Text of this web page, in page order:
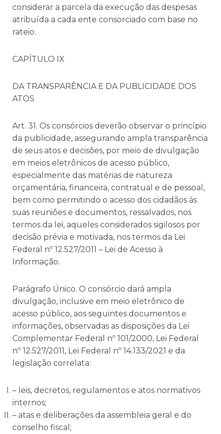
considerar a parcela da execução das despesas
atribuída a cada ente consorciado com base no
rateio.
CAPÍTULO IX
DA TRANSPARÊNCIA E DA PUBLICIDADE DOS
ATOS
Art. 31. Os consórcios deverão observar o princípio
da publicidade, assegurando ampla transparência
de seus atos e decisões, por meio de divulgação
em meios eletrônicos de acesso público,
especialmente das matérias de natureza
orçamentária, financeira, contratual e de pessoal,
bem como permitindo o acesso dos cidadãos às
suas reuniões e documentos, ressalvados, nos
termos da lei, aqueles considerados sigilosos por
decisão prévia e motivada, nos termos da Lei
Federal nº 12.527/2011 – Lei de Acesso à
Informação.
Parágrafo Único. O consórcio dará ampla
divulgação, inclusive em meio eletrônico de
acesso público, aos seguintes documentos e
informações, observadas as disposições da Lei
Complementar Federal nº 101/2000, Lei Federal
nº 12.527/2011, Lei Federal nº 14.133/2021 e da
legislação correlata:
– leis, decretos, regulamentos e atos normativos
internos;
– atas e deliberações da assembleia geral e do
conselho fiscal;